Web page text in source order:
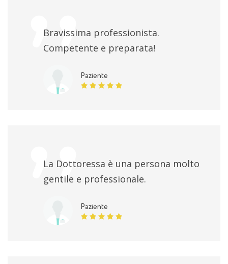
Bravissima professionista.
Competente e preparata!
Paziente
La Dottoressa è una persona molto
gentile e professionale.
Paziente